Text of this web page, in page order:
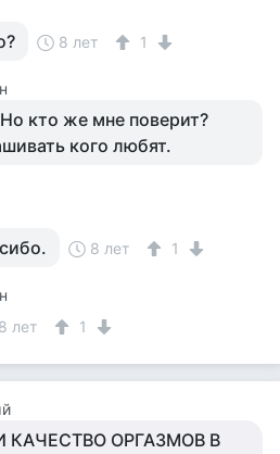
8 лет 1
кто же мне поверит?
кого любят.
8 лет 1
8 лет
1
КАЧЕСТВО ОРГАЗМОВ В